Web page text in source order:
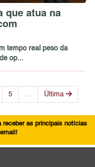
que atua na
tempo real peso da
op...
5 Última
receber as principais notícias